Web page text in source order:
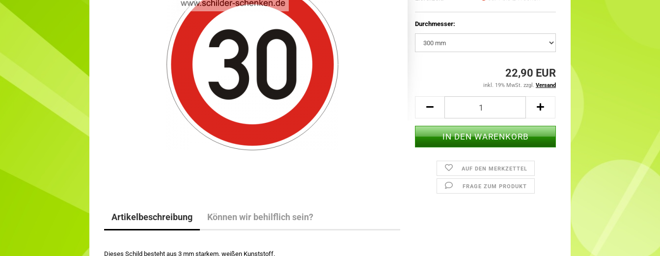
Durchmesser:
22,90 EUR
inkl. 19% MwSt. zzgl. Versand
AUF DEN MERKZETTEL
FRAGE ZUM PRODUKT
Artikelbeschreibung Können wir behilflich sein?
Dieses Schild besteht aus 3 mm starkem, weißen Kunststoff.